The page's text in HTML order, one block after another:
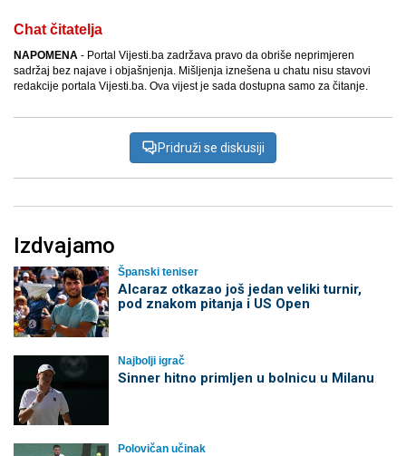
Chat čitatelja
NAPOMENA - Portal Vijesti.ba zadržava pravo da obriše neprimjeren
sadržaj bez najave i objašnjenja. Mišljenja iznešena u chatu nisu stavovi
redakcije portala Vijesti.ba. Ova vijest je sada dostupna samo za čitanje.
Pridruži se diskusiji
Izdvajamo
Španski teniser
Alcaraz otkazao još jedan veliki turnir,
pod znakom pitanja i US Open
Najbolji igrač
Sinner hitno primljen u bolnicu u Milanu
Polovičan učinak